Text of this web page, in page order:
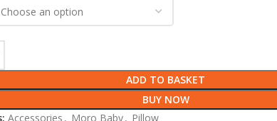
ADD TO BASKET
BUY NOW
Accessories , Moro Baby, Pillow